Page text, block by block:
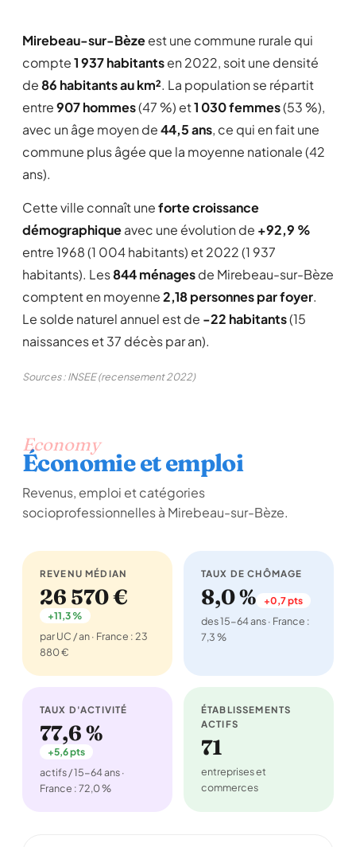
Mirebeau-sur-Bèzeest une commune rurale qui
compte1 937 habitantsen 2022, soit une densité
de86 habitants au km². La population se répartit
entre907 hommes(47 %) et1 030 femmes(53 %),
avec un âge moyen de44,5 ans, ce qui en fait une
commune plus âgée que la moyenne nationale (42
ans).
Cette ville connaît uneforte croissance
démographiqueavec une évolution de +92,9 %
entre 1968 (1 004 habitants) et 2022 (1 937
habitants). Les844 ménagesde Mirebeau-sur-Bèze
comptent en moyenne2,18 personnes par foyer.
Le solde naturel annuel est de -22 habitants(15
naissances et 37 décès par an).
Sources : INSEE (recensement 2022)
Economy
Économie et emploi
Revenus, emploi et catégories
socioprofessionnelles à Mirebeau-sur-Bèze.
REVENU MÉDIAN
26 570 €
+11,3 %
par UC / an · France : 23
880 €
TAUX DE CHÔMAGE
8,0 % +0,7 pts
des 15-64 ans · France :
7,3 %
TAUX D'ACTIVITÉ
77,6 %
+5,6 pts
actifs / 15-64 ans ·
France : 72,0 %
ÉTABLISSEMENTS
ACTIFS
71
entreprises et
commerces